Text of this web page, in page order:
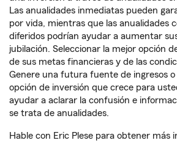
Las anualidades inmediatas pueden
por vida, mientras que las anualidades
diferidos podrían ayudar a aumentar
jubilación. Seleccionar la mejor opción
de sus metas financieras y de las
Genere una futura fuente de ingresos o
opción de inversión que crece para
ayudar a aclarar la confusión e
se trata de anualidades.
Hable con Eric Plese para obtener más